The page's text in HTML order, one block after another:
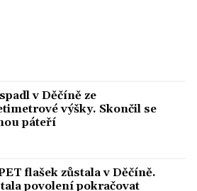
v Děčíně ze
výšky. Skončil se
páteří
flašek zůstala v Děčíně.
povolení pokračovat